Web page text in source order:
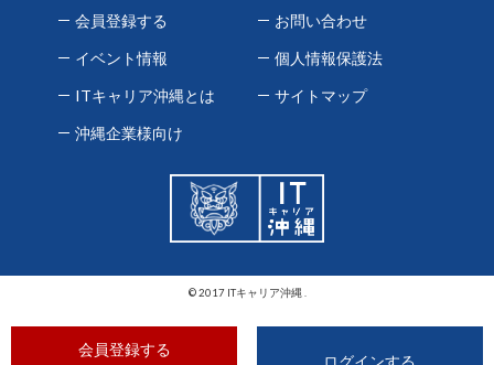
会員登録する
ログインする
会員登録する
イベント情報
ITキャリア沖縄とは
沖縄企業様向け
お問い合わせ
個人情報保護法
サイトマップ
© 2017 ITキャリア沖縄 .